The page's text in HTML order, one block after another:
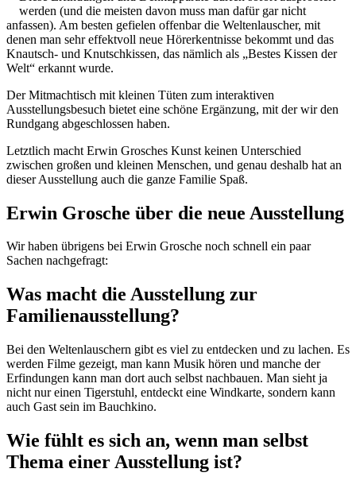
werden (und die meisten davon muss man dafür gar nicht
anfassen). Am besten gefielen offenbar die Weltenlauscher, mit
denen man sehr effektvoll neue Hörerkentnisse bekommt und das
Knautsch- und Knutschkissen, das nämlich als „Bestes Kissen der
Welt“ erkannt wurde.
Der Mitmachtisch mit kleinen Tüten zum interaktiven
Ausstellungsbesuch bietet eine schöne Ergänzung, mit der wir den
Rundgang abgeschlossen haben.
Letztlich macht Erwin Grosches Kunst keinen Unterschied
zwischen großen und kleinen Menschen, und genau deshalb hat an
dieser Ausstellung auch die ganze Familie Spaß.
Erwin Grosche über die neue Ausstellung
Wir haben übrigens bei Erwin Grosche noch schnell ein paar
Sachen nachgefragt:
Was macht die Ausstellung zur
Familienausstellung?
Bei den Weltenlauschern gibt es viel zu entdecken und zu lachen. Es
werden Filme gezeigt, man kann Musik hören und manche der
Erfindungen kann man dort auch selbst nachbauen. Man sieht ja
nicht nur einen Tigerstuhl, entdeckt eine Windkarte, sondern kann
auch Gast sein im Bauchkino.
Wie fühlt es sich an, wenn man selbst
Thema einer Ausstellung ist?